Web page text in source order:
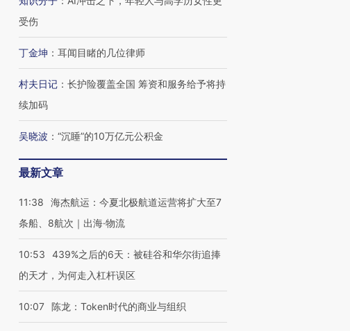
受伤
丁金坤 ： 耳闻目睹的几位律师
村夫日记 ： 长护险覆盖全国 筹资和服务给予将持
续加码
吴晓波 ： “沉睡”的10万亿元公积金
最新文章
11:38
海杰航运：今夏北极航道运营将扩大至7
条船、8航次｜出海·物流
10:53
439%之后的6天：被硅谷和华尔街追捧
的天才，为何走入杠杆误区
10:07 陈龙：Token时代的商业与组织